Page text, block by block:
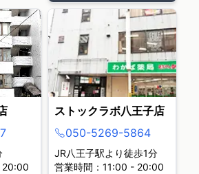
20:00
ストックラボ八王子店
050-5269-5864
JR八王子駅より徒歩1分
営業時間：11:00 - 20:00